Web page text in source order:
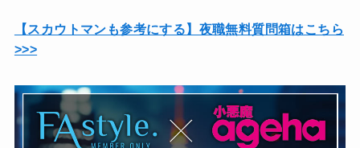
【スカウトマンも参考にする】夜職無料質問箱はこちら
>>>